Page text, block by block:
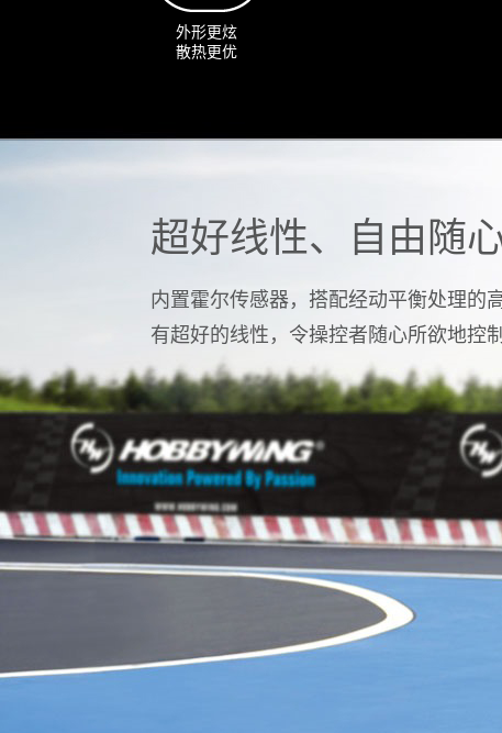
外形更炫
散热更优
超好线性、自由随
内置霍尔传感器，搭配经动平衡处理的
有超好的线性，令操控者随心所欲地控制